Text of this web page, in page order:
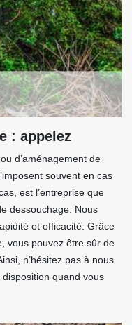
: appelez
d’aménagement de
souvent en cas
est l’entreprise que
dessouchage. Nous
et efficacité. Grâce
vous pouvez être sûr de
n’hésitez pas à nous
quand vous